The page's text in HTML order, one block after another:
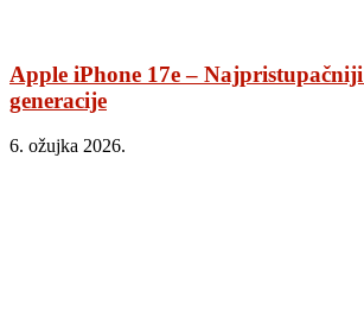
Apple iPhone 17e –
generacije
6. ožujka 2026.